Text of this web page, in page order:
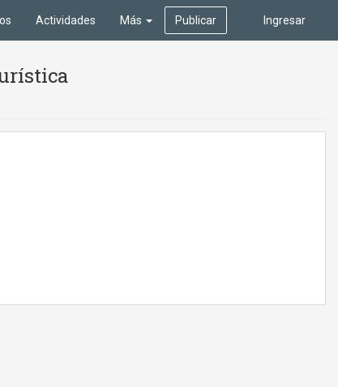
Ingresar
Actividades Más Publicar